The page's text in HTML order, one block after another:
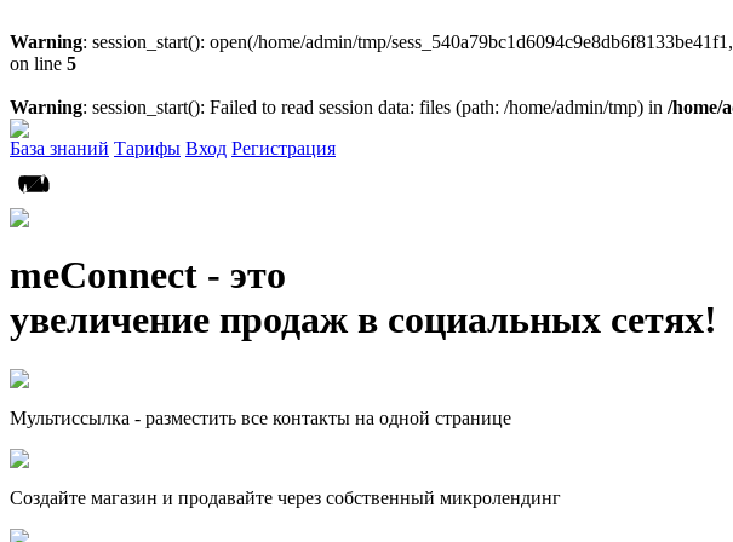
Warning: session_start(): open(/home/admin/tmp/
on line 5
Warning: session_start(): Failed to read session data: files (path: /home/admin/tmp) in /home/
База знаний Тарифы Вход Регистрация
meConnect - это
увеличение продаж в социальных сетях!
Мультиссылка - разместить все контакты на одной странице
Создайте магазин и продавайте через собственный микролендинг